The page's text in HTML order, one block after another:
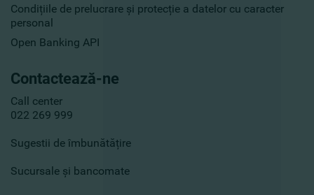
Condițiile de prelucrare și protecție a datelor cu caracter
personal
Open Banking API
Contactează-ne
Call center
022 269 999
Sugestii de îmbunătățire
Sucursale și bancomate